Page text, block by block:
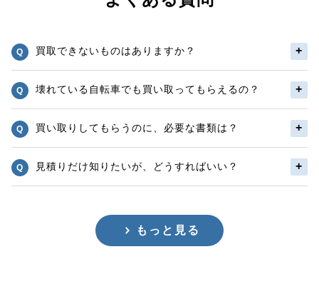
買取できないものはありますか？
壊れている自転車でも買い取ってもらえるの？
買い取りしてもらうのに、必要な書類は？
見積りだけ知りたいが、どうすればいい？
もっと見る